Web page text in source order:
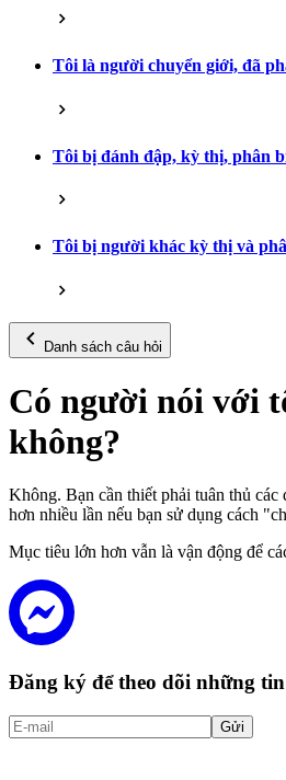
Tôi là người chuyển giới, đã
Tôi bị đánh đập, kỳ thị, phân
Tôi bị người khác kỳ thị và
Danh sách câu hỏi
Có người nói với
không?
Không. Bạn cần thiết phải tuân thủ
hơn nhiều lần nếu bạn sử dụng cách
Mục tiêu lớn hơn vẫn là vận động để
Đăng ký để theo dõi những
Gửi